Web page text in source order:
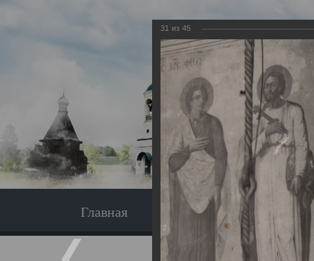
Главная Экскурсия
31 из 45